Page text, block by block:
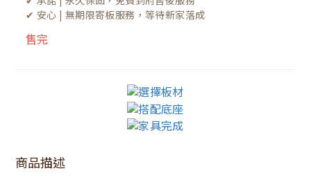
✔ 安心 | 無期限寄板服務，等待新家落成
售完
商品描述